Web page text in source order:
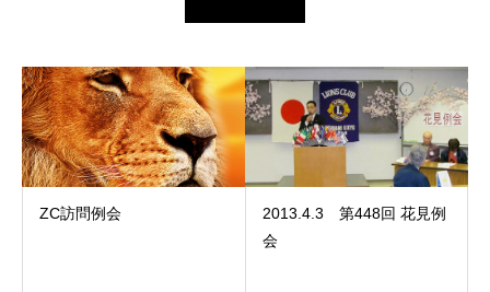
ZC訪問例会
2013.4.3 第448回 花見例
会